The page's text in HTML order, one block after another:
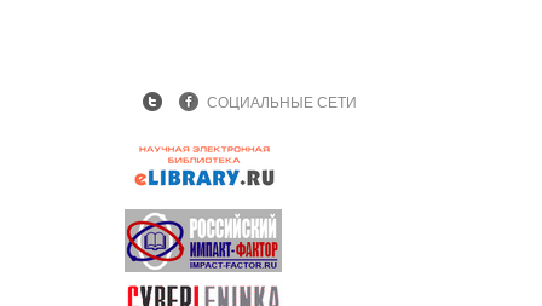
СОЦИАЛЬНЫЕ СЕТИ